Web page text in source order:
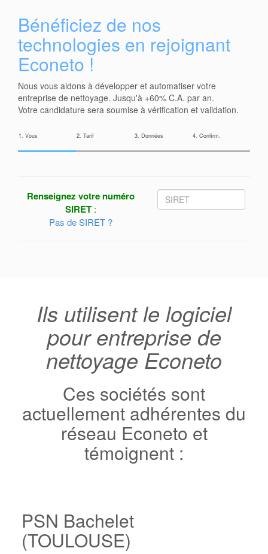
Bénéficiez de nos
technologies en rejoignant
Econeto !
Nous vous aidons à développer et automatiser votre
entreprise de nettoyage. Jusqu'à +60% C.A. par an.
Votre candidature sera soumise à vérification et validation.
1. Vous 2. Tarif 3. Données 4. Confirm.
Renseignez votre numéro
SIRET :
Pas de SIRET ?
Ils utilisent le logiciel
pour entreprise de
nettoyage Econeto
Ces sociétés sont
actuellement adhérentes du
réseau Econeto et
témoignent :
PSN Bachelet
(TOULOUSE)